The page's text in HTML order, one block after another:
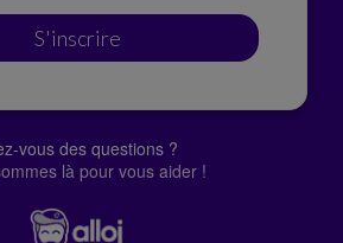
S'inscrire
vous des questions ?
là pour vous aider !